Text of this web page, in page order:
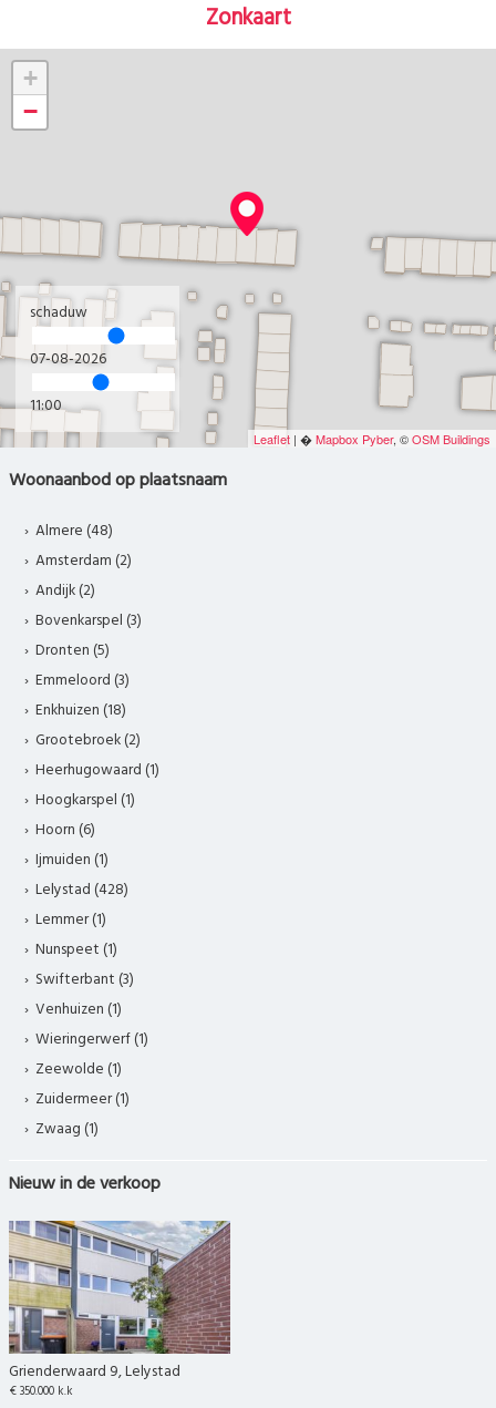
Zonkaart
+
−
Leaflet | �Mapbox Pyber, ©OSM Buildings
schaduw
07-08-2026
11:00
Woonaanbod op plaatsnaam
Almere (48)
Amsterdam (2)
Andijk (2)
Bovenkarspel (3)
Dronten (5)
Emmeloord (3)
Enkhuizen (18)
Grootebroek (2)
Heerhugowaard (1)
Hoogkarspel (1)
Hoorn (6)
Ijmuiden (1)
Lelystad (428)
Lemmer (1)
Nunspeet (1)
Swifterbant (3)
Venhuizen (1)
Wieringerwerf (1)
Zeewolde (1)
Zuidermeer (1)
Zwaag (1)
Nieuw in de verkoop
Grienderwaard 9, Lelystad
€ 350.000 k.k